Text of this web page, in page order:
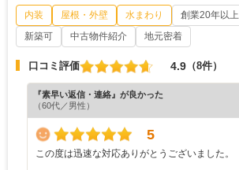
内装 屋根・外壁 水まわり 創業20年以上
新築可
中古物件紹介 地元密着
口コミ評価 4.9 （8件）
『素早い返信・連絡』が良かった
（60代／男性）
5
この度は迅速な対応ありがとうございました。